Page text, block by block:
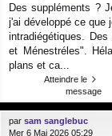
Des suppléments ?
j'ai développé ce que
intradiégétiques.
et Ménestréles".
plans et ca...
Atteindre le
message
par sam sanglebuc
Mer 6 Mai 2026 05:29